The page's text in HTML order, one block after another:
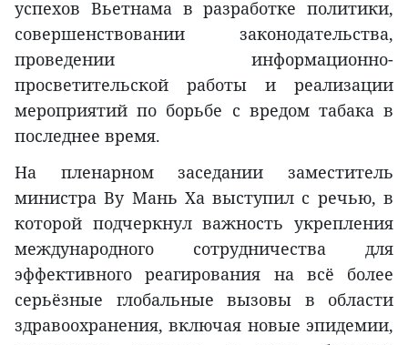
успехов Вьетнама в разработке политики,
совершенствовании законодательства,
проведении информационно-
просветительской работы и реализации
мероприятий по борьбе с вредом табака в
последнее время.
На пленарном заседании заместитель
министра Ву Мань Ха выступил с речью, в
которой подчеркнул важность укрепления
международного сотрудничества для
эффективного реагирования на всё более
серьёзные глобальные вызовы в области
здравоохранения, включая новые эпидемии,